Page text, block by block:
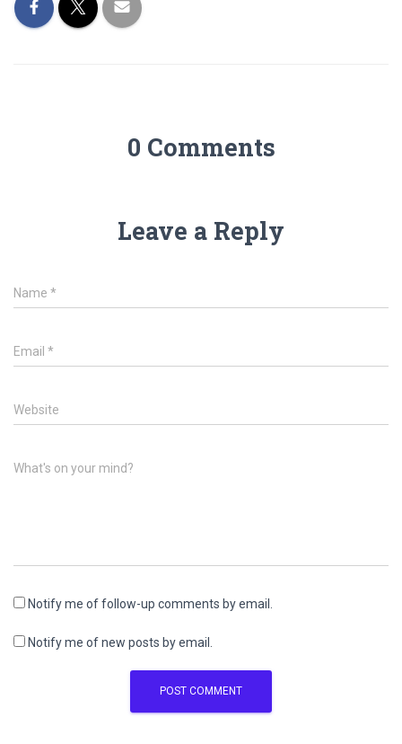
0 Comments
Leave a Reply
Name *
Email *
Website
What's on your mind?
Notify me of follow-up comments by email.
Notify me of new posts by email.